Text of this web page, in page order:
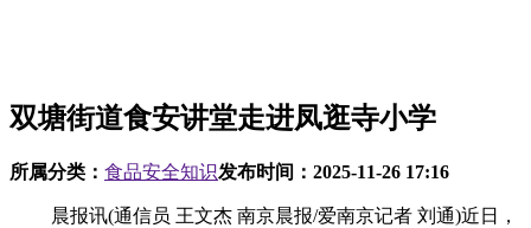
双塘街道食安讲堂走进凤逛寺小学
所属分类： 食品安全知识发布时间： 2025-11-26 17:16
晨报讯(通信员 王文杰 南京晨报/爱南京记者 刘通)近日，